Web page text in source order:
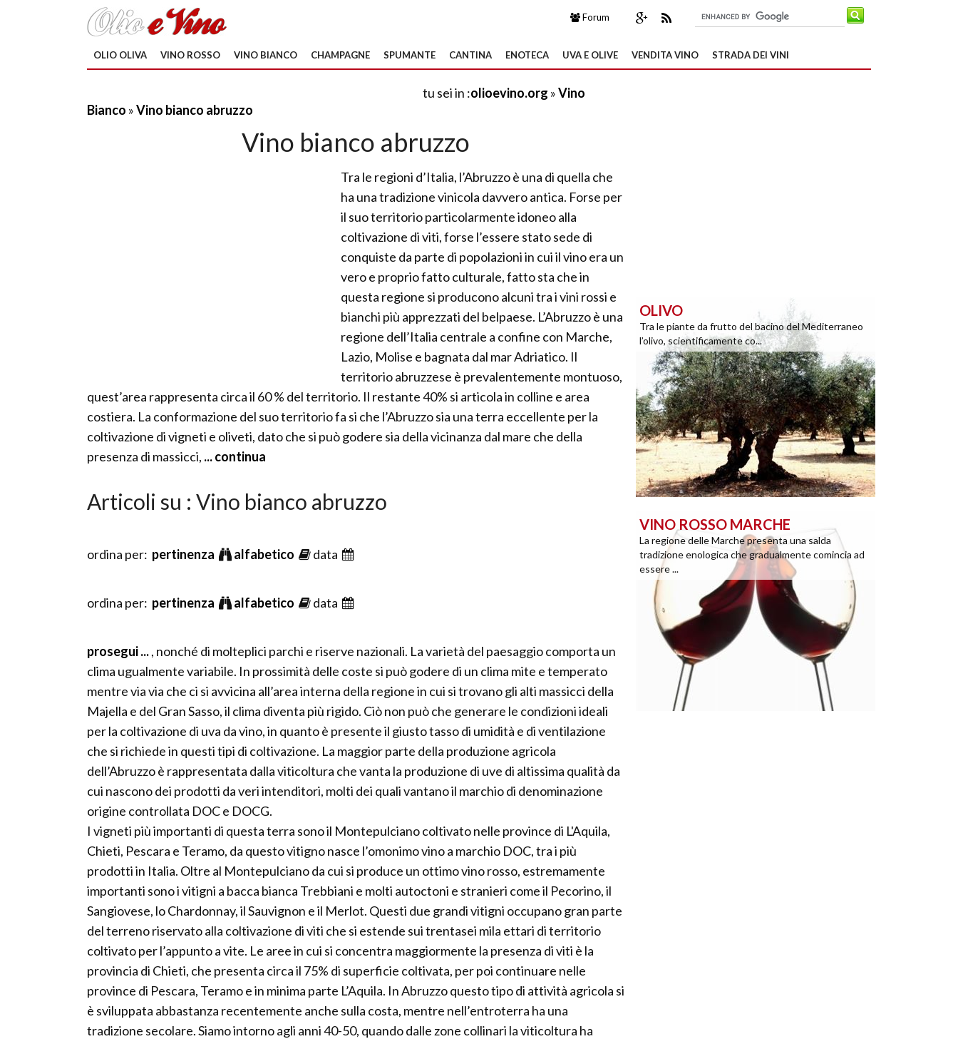
Forum
OLIO OLIVA VINO ROSSO VINO BIANCO CHAMPAGNE SPUMANTE CANTINA ENOTECA UVA E OLIVE VENDITA VINO STRADA DEI VINI
tu sei in :olioevino.org »Vino
Bianco »Vino bianco abruzzo
Vino bianco abruzzo
Tra le regioni d’Italia, l’Abruzzo è una di quella che
ha una tradizione vinicola davvero antica. Forse per
il suo territorio particolarmente idoneo alla
coltivazione di viti, forse l’essere stato sede di
conquiste da parte di popolazioni in cui il vino era un
vero e proprio fatto culturale, fatto sta che in
questa regione si producono alcuni tra i vini rossi e
bianchi più apprezzati del belpaese. L’Abruzzo è una
regione dell’Italia centrale a confine con Marche,
Lazio, Molise e bagnata dal mar Adriatico. Il
territorio abruzzese è prevalentemente montuoso,
quest’area rappresenta circa il 60 % del territorio. Il restante 40% si articola in colline e area
costiera. La conformazione del suo territorio fa si che l’Abruzzo sia una terra eccellente per la
coltivazione di vigneti e oliveti, dato che si può godere sia della vicinanza dal mare che della
presenza di massicci, ... continua
Articoli su : Vino bianco abruzzo
ordina per: pertinenza alfabetico data
ordina per: pertinenza alfabetico data
prosegui ..., nonché di molteplici parchi e riserve nazionali. La varietà del paesaggio comporta un
clima ugualmente variabile. In prossimità delle coste si può godere di un clima mite e temperato
mentre via via che ci si avvicina all’area interna della regione in cui si trovano gli alti massicci della
Majella e del Gran Sasso, il clima diventa più rigido. Ciò non può che generare le condizioni ideali
per la coltivazione di uva da vino, in quanto è presente il giusto tasso di umidità e di ventilazione
che si richiede in questi tipi di coltivazione. La maggior parte della produzione agricola
dell’Abruzzo è rappresentata dalla viticoltura che vanta la produzione di uve di altissima qualità da
cui nascono dei prodotti da veri intenditori, molti dei quali vantano il marchio di denominazione
origine controllata DOC e DOCG.
I vigneti più importanti di questa terra sono il Montepulciano coltivato nelle province di L'Aquila,
Chieti, Pescara e Teramo, da questo vitigno nasce l’omonimo vino a marchio DOC, tra i più
prodotti in Italia. Oltre al Montepulciano da cui si produce un ottimo vino rosso, estremamente
importanti sono i vitigni a bacca bianca Trebbiani e molti autoctoni e stranieri come il Pecorino, il
Sangiovese, lo Chardonnay, il Sauvignon e il Merlot. Questi due grandi vitigni occupano gran parte
del terreno riservato alla coltivazione di viti che si estende sui trentasei mila ettari di territorio
coltivato per l’appunto a vite. Le aree in cui si concentra maggiormente la presenza di viti è la
provincia di Chieti, che presenta circa il 75% di superficie coltivata, per poi continuare nelle
province di Pescara, Teramo e in minima parte L’Aquila. In Abruzzo questo tipo di attività agricola si
è sviluppata abbastanza recentemente anche sulla costa, mentre nell’entroterra ha una
tradizione secolare. Siamo intorno agli anni 40-50, quando dalle zone collinari la viticoltura ha
OLIVO
Tra le piante da frutto del bacino del Mediterraneo
l’olivo, scientificamente co...
VINO ROSSO MARCHE
La regione delle Marche presenta una salda
tradizione enologica che gradualmente comincia ad
essere ...